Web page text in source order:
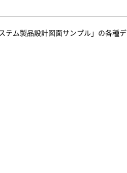
テム製品設計図面サンプル」の各種デ